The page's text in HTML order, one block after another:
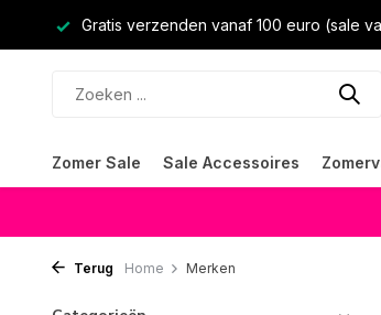
Gratis verzenden vanaf 100 euro (sale
Zomer Sale Sale Accessoires
Terug Home Merken